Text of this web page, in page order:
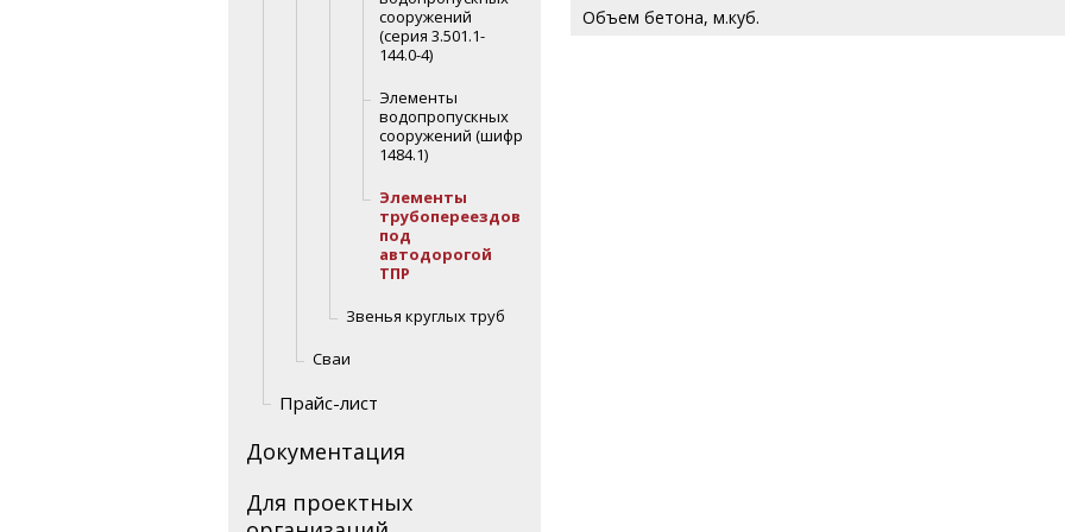
сооружений
(серия 3.501.1-
144.0-4)
Элементы
водопропускных
сооружений (шифр
1484.1)
Элементы
трубопереездов
под
автодорогой
ТПР
Звенья круглых труб
Сваи
Прайс-лист
Документация
Для проектных
Объем бетона, м.куб.